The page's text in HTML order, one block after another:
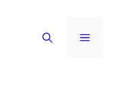
MENU